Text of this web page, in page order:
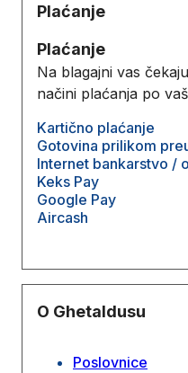
Plaćanje
Plaćanje
Na blagajni vas
načini plaćanja po
Kartično plaćanje
Gotovina prilikom
Internet bankarstvo /
Keks Pay
Google Pay
Aircash
O Ghetaldusu
Poslovnice